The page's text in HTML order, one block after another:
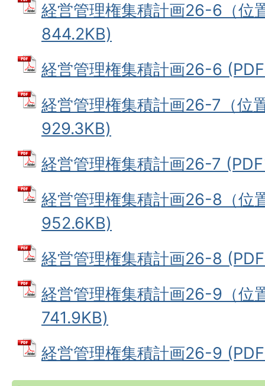
経営管理権集積計画26-6（位
844.2KB)
経営管理権集積計画26-6
経営管理権集積計画26-7（位
929.3KB)
経営管理権集積計画26-7
経営管理権集積計画26-8（位
952.6KB)
経営管理権集積計画26-8
経営管理権集積計画26-9（位
741.9KB)
経営管理権集積計画26-9